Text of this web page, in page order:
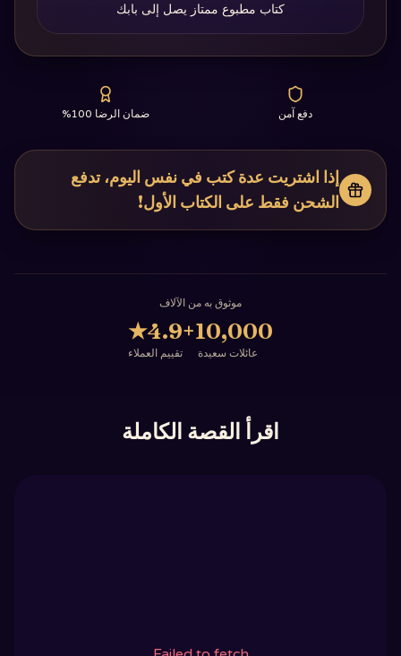
كتاب مطبوع ممتاز يصل إلى بابك
دفع آمن ضمان الرضا 100%
إذا اشتريت عدة كتب في نفس اليوم، تدفع
الشحن فقط على الكتاب الأول!
موثوق به من الآلاف
10,000+
عائلات سعيدة
4.9
★
تقييم العملاء
اقرأ القصة الكاملة